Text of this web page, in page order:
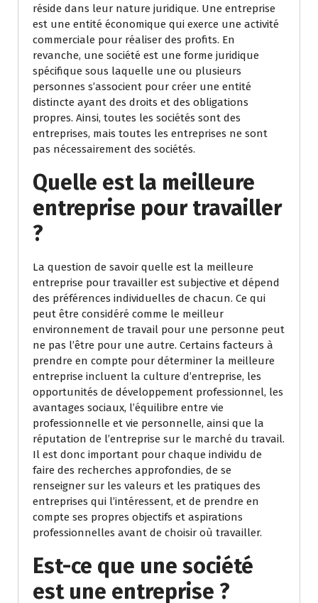
réside dans leur nature juridique. Une entreprise
est une entité économique qui exerce une activité
commerciale pour réaliser des profits. En
revanche, une société est une forme juridique
spécifique sous laquelle une ou plusieurs
personnes s’associent pour créer une entité
distincte ayant des droits et des obligations
propres. Ainsi, toutes les sociétés sont des
entreprises, mais toutes les entreprises ne sont
pas nécessairement des sociétés.
Quelle est la meilleure
entreprise pour travailler
?
La question de savoir quelle est la meilleure
entreprise pour travailler est subjective et dépend
des préférences individuelles de chacun. Ce qui
peut être considéré comme le meilleur
environnement de travail pour une personne peut
ne pas l’être pour une autre. Certains facteurs à
prendre en compte pour déterminer la meilleure
entreprise incluent la culture d’entreprise, les
opportunités de développement professionnel, les
avantages sociaux, l’équilibre entre vie
professionnelle et vie personnelle, ainsi que la
réputation de l’entreprise sur le marché du travail.
Il est donc important pour chaque individu de
faire des recherches approfondies, de se
renseigner sur les valeurs et les pratiques des
entreprises qui l’intéressent, et de prendre en
compte ses propres objectifs et aspirations
professionnelles avant de choisir où travailler.
Est-ce que une société
est une entreprise ?